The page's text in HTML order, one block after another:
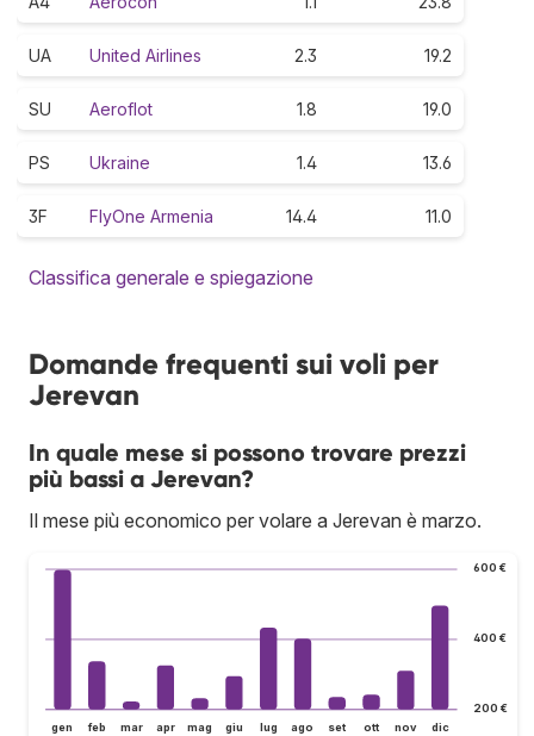
UA United Airlines 2.3 19.2
SU Aeroflot 1.8 19.0
PS Ukraine 1.4 13.6
3F FlyOne Armenia 14.4 11.0
Classifica generale e spiegazione
Domande frequenti sui voli per
Jerevan
In quale mese si possono trovare prezzi
più bassi a Jerevan?
Il mese più economico per volare a Jerevan è marzo.
200 €
400 €
600 €
gen feb mar apr mag giu lug ago set ott nov dic